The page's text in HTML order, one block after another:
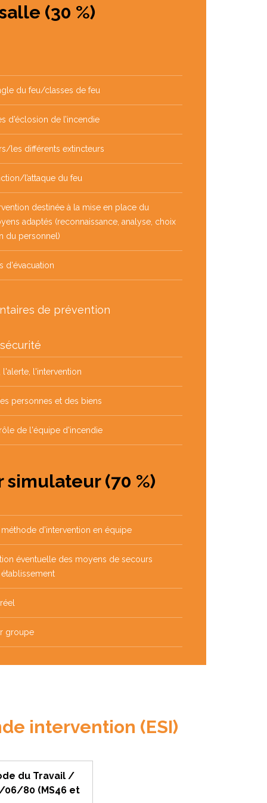
(30 %)
du feu/classes de feu
d’éclosion de l’incendie
les différents extincteurs
l’attaque du feu
destinée à la mise en place du
adaptés (reconnaissance, analyse, choix
du personnel)
d'évacuation
de prévention
l'intervention
personnes et des biens
rôle de l'équipe d'incendie
simulateur (70 %)
d’intervention en équipe
éventuelle des moyens de secours
groupe
intervention (ESI)
du Travail /
06/80 (MS46 et